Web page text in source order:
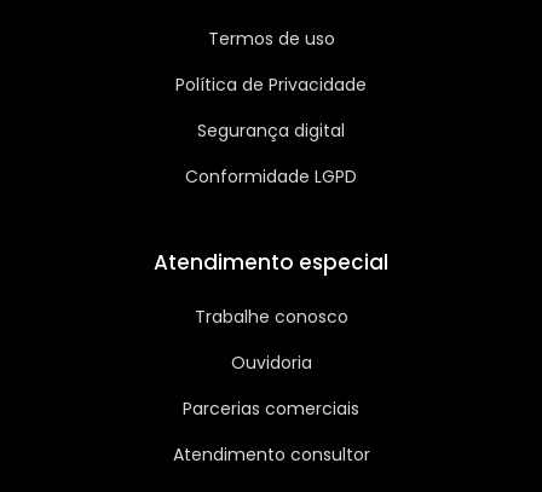
Termos de uso
Política de Privacidade
Segurança digital
Conformidade LGPD
Atendimento especial
Trabalhe conosco
Ouvidoria
Parcerias comerciais
Atendimento consultor